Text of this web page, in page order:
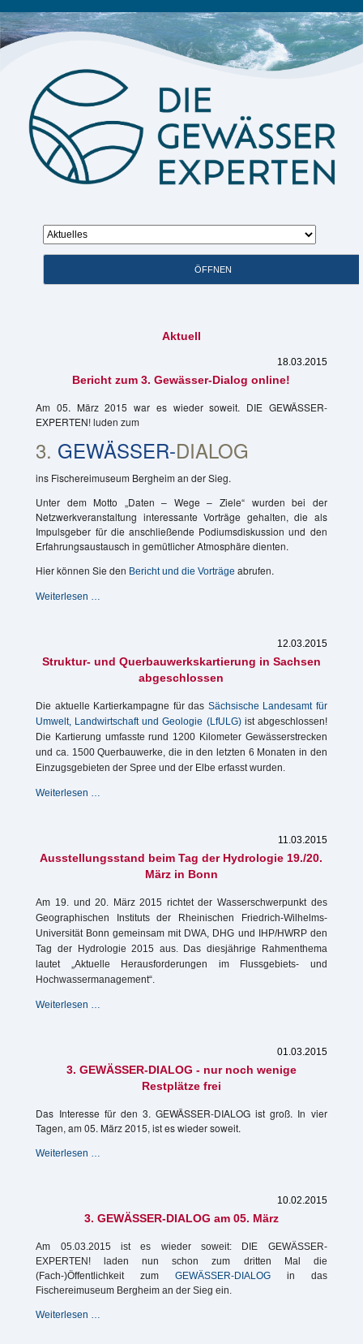
Zielseite
ÖFFNEN
Aktuell
18.03.2015
Bericht zum 3. Gewässer-Dialog online!
Am 05. März 2015 war es wieder soweit. DIE GEWÄSSER-
EXPERTEN! luden zum
3. GEWÄSSER-DIALOG
ins Fischereimuseum Bergheim an der Sieg.
Unter dem Motto „Daten – Wege – Ziele“ wurden bei der
Netzwerkveranstaltung interessante Vorträge gehalten, die als
Impulsgeber für die anschließende Podiumsdiskussion und den
Erfahrungsaustausch in gemütlicher Atmosphäre dienten.
Hier können Sie den Bericht und die Vorträge abrufen.
Weiterlesen …
online!
12.03.2015
Struktur- und Querbauwerkskartierung in Sachsen
abgeschlossen
Die aktuelle Kartierkampagne für das Sächsische Landesamt für
Umwelt, Landwirtschaft und Geologie (LfULG)ist abgeschlossen!
Die Kartierung umfasste rund 1200 Kilometer Gewässerstrecken
und ca. 1500 Querbauwerke, die in den letzten 6 Monaten in den
Einzugsgebieten der Spree und der Elbe erfasst wurden.
Weiterlesen …
abgeschlossen
11.03.2015
Ausstellungsstand beim Tag der Hydrologie 19./20.
März in Bonn
Am 19. und 20. März 2015 richtet der Wasserschwerpunkt des
Geographischen Instituts der Rheinischen Friedrich-Wilhelms-
Universität Bonn gemeinsam mit DWA, DHG und IHP/HWRP den
Tag der Hydrologie 2015 aus. Das diesjährige Rahmenthema
lautet „Aktuelle Herausforderungen im Flussgebiets- und
Hochwassermanagement“.
Weiterlesen …
Hydrologie
19./20.
Bonn
01.03.2015
3. GEWÄSSER-DIALOG - nur noch wenige
Restplätze frei
Das Interesse für den 3. GEWÄSSER-DIALOG ist groß. In vier
Tagen, am 05. März 2015, ist es wieder soweit.
Weiterlesen …
noch
10.02.2015
3. GEWÄSSER-DIALOG am 05. März
Am 05.03.2015 ist es wieder soweit:
DIE GEWÄSSER-
EXPERTEN! laden nun schon zum dritten Mal die
(Fach-)Öffentlichkeit zum GEWÄSSER-DIALOGin das
Fischereimuseum Bergheim an der Sieg ein.
Weiterlesen …